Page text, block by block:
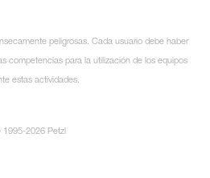
peligrosas. Cada usuario debe haber
competencias para la utilización de los equipos
estas actividades.
2026 Petzl